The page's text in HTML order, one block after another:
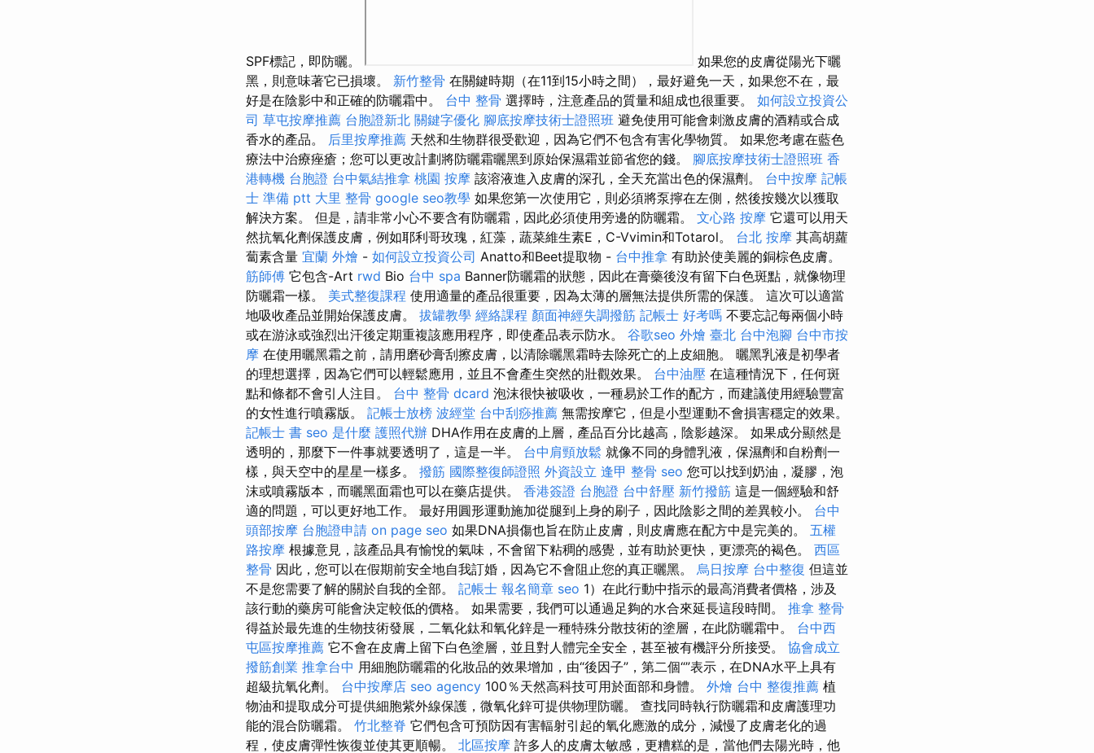
SPF標記，即防曬。
如果您的皮膚從陽光下曬
黑，則意味著它已損壞。 新竹整骨 在關鍵時期（在11到15小時之間），最好避免一天，如果您不在，最
好是在陰影中和正確的防曬霜中。 台中 整骨 選擇時，注意產品的質量和組成也很重要。 如何設立投資公
司 草屯按摩推薦 台胞證新北 關鍵字優化 腳底按摩技術士證照班 避免使用可能會刺激皮膚的酒精或合成
香水的產品。 后里按摩推薦 天然和生物群很受歡迎，因為它們不包含有害化學物質。 如果您考慮在藍色
療法中治療痤瘡；您可以更改計劃將防曬霜曬黑到原始保濕霜並節省您的錢。 腳底按摩技術士證照班 香
港轉機 台胞證 台中氣結推拿 桃園 按摩 該溶液進入皮膚的深孔，全天充當出色的保濕劑。 台中按摩 記帳
士 準備 ptt 大里 整骨 google seo教學 如果您第一次使用它，則必須將泵擰在左側，然後按幾次以獲取
解決方案。 但是，請非常小心不要含有防曬霜，因此必須使用旁邊的防曬霜。 文心路 按摩 它還可以用天
然抗氧化劑保護皮膚，例如耶利哥玫瑰，紅藻，蔬菜維生素E，C-Vvimin和Totarol。 台北 按摩 其高胡蘿
蔔素含量 宜蘭 外燴 - 如何設立投資公司 Anatto和Beet提取物 - 台中推拿 有助於使美麗的銅棕色皮膚。
筋師傅 它包含-Art rwd Bio 台中 spa Banner防曬霜的狀態，因此在膏藥後沒有留下白色斑點，就像物理
防曬霜一樣。 美式整復課程 使用適量的產品很重要，因為太薄的層無法提供所需的保護。 這次可以適當
地吸收產品並開始保護皮膚。 拔罐教學 經絡課程 顏面神經失調撥筋 記帳士 好考嗎 不要忘記每兩個小時
或在游泳或強烈出汗後定期重複該應用程序，即使產品表示防水。 谷歌seo 外燴 臺北 台中泡腳 台中市按
摩 在使用曬黑霜之前，請用磨砂膏刮擦皮膚，以清除曬黑霜時去除死亡的上皮細胞。 曬黑乳液是初學者
的理想選擇，因為它們可以輕鬆應用，並且不會產生突然的壯觀效果。 台中油壓 在這種情況下，任何斑
點和條都不會引人注目。 台中 整骨 dcard 泡沫很快被吸收，一種易於工作的配方，而建議使用經驗豐富
的女性進行噴霧版。 記帳士放榜 波經堂 台中刮痧推薦 無需按摩它，但是小型運動不會損害穩定的效果。
記帳士 書 seo 是什麼 護照代辦 DHA作用在皮膚的上層，產品百分比越高，陰影越深。 如果成分顯然是
透明的，那麼下一件事就要透明了，這是一半。 台中肩頸放鬆 就像不同的身體乳液，保濕劑和自粉劑一
樣，與天空中的星星一樣多。 撥筋 國際整復師證照 外資設立 逢甲 整骨 seo 您可以找到奶油，凝膠，泡
沫或噴霧版本，而曬黑面霜也可以在藥店提供。 香港簽證 台胞證 台中舒壓 新竹撥筋 這是一個經驗和舒
適的問題，可以更好地工作。 最好用圓形運動施加從腿到上身的刷子，因此陰影之間的差異較小。 台中
頭部按摩 台胞證申請 on page seo 如果DNA損傷也旨在防止皮膚，則皮膚應在配方中是完美的。 五權
路按摩 根據意見，該產品具有愉悅的氣味，不會留下粘稠的感覺，並有助於更快，更漂亮的褐色。 西區
整骨 因此，您可以在假期前安全地自我訂婚，因為它不會阻止您的真正曬黑。 烏日按摩 台中整復 但這並
不是您需要了解的關於自我的全部。 記帳士 報名簡章 seo 1）在此行動中指示的最高消費者價格，涉及
該行動的藥房可能會決定較低的價格。 如果需要，我們可以通過足夠的水合來延長這段時間。 推拿 整骨
得益於最先進的生物技術發展，二氧化鈦和氧化鋅是一種特殊分散技術的塗層，在此防曬霜中。 台中西
屯區按摩推薦 它不會在皮膚上留下白色塗層，並且對人體完全安全，甚至被有機評分所接受。 協會成立
撥筋創業 推拿台中 用細胞防曬霜的化妝品的效果增加，由“後因子”，第二個“”表示，在DNA水平上具有
超級抗氧化劑。 台中按摩店 seo agency 100％天然高科技可用於面部和身體。 外燴 台中 整復推薦 植
物油和提取成分可提供細胞紫外線保護，微氧化鋅可提供物理防曬。 查找同時執行防曬霜和皮膚護理功
能的混合防曬霜。 竹北整脊 它們包含可預防因有害輻射引起的氧化應激的成分，減慢了皮膚老化的過
程，使皮膚彈性恢復並使其更順暢。 北區按摩 許多人的皮膚太敏感，更糟糕的是，當他們去陽光時，他